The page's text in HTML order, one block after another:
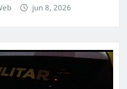
jun 8, 2026